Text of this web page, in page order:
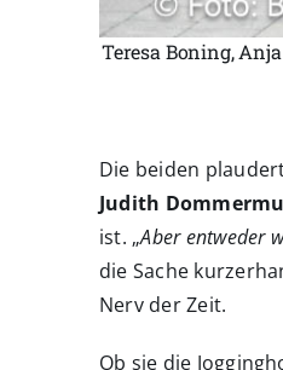
Teresa Boning,
Die beiden
Judith
ist. „Aber entweder
die Sache
Nerv der Zeit.
Ob sie die